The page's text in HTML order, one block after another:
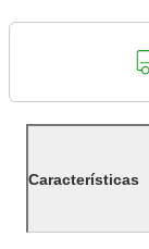
Características